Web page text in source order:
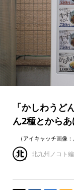
「かしわう
ん2種とから
（アイキャッチ画像
北九州ノコト